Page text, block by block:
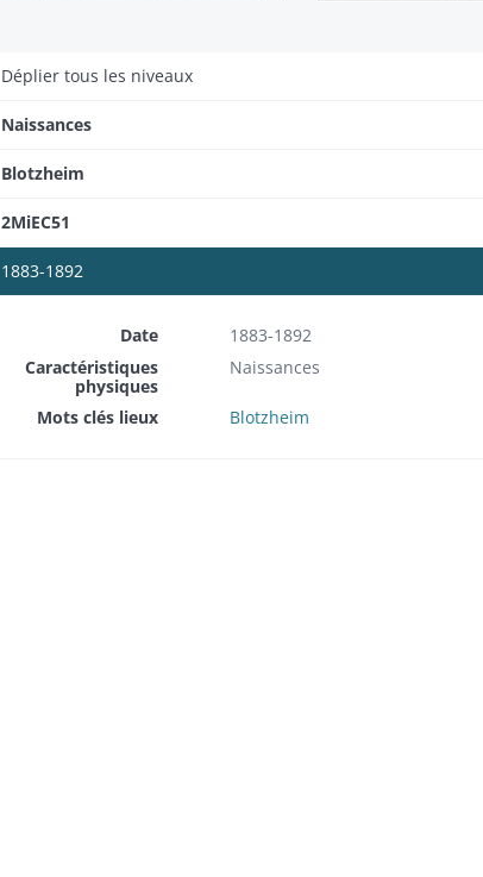
Dépliertous les niveaux
Naissances
Blotzheim
2MiEC51
1883-1892
Date
1883-1892
Caractéristiques
physiques
Naissances
Mots clés lieux Blotzheim